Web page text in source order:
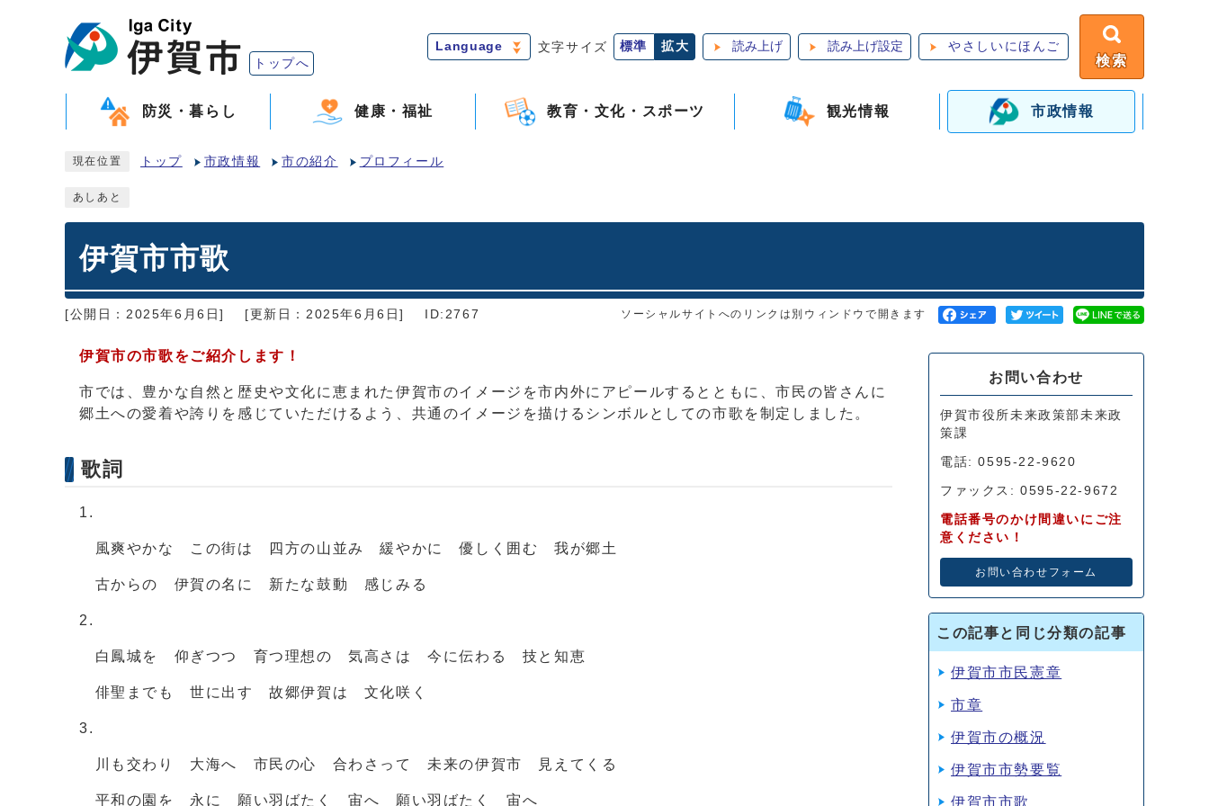
トップへ
Language 文字サイズ 標準 拡大 読み上げ 読み上げ設定 やさしいにほんご
検索
防災・暮らし 健康・福祉 教育・文化・スポーツ 観光情報 市政情報
現在位置 トップ 市政情報 市の紹介 プロフィール
あしあと
伊賀市市歌
[公開日：2025年6月6日] [更新日：2025年6月6日] ID:2767 ソーシャルサイトへのリンクは別ウィンドウで開きます
伊賀市の市歌をご紹介します！
市では、豊かな自然と歴史や文化に恵まれた伊賀市のイメージを市内外にアピールするとともに、市民の皆さんに
郷土への愛着や誇りを感じていただけるよう、共通のイメージを描けるシンボルとしての市歌を制定しました。
歌詞
1.
風爽やかな この街は 四方の山並み 緩やかに 優しく囲む 我が郷土
古からの 伊賀の名に 新たな鼓動 感じみる
2.
白鳳城を 仰ぎつつ 育つ理想の 気高さは 今に伝わる 技と知恵
俳聖までも 世に出す 故郷伊賀は 文化咲く
3.
川も交わり 大海へ 市民の心 合わさって 未来の伊賀市 見えてくる
平和の園を 永に 願い羽ばたく 宙へ 願い羽ばたく 宙へ
お問い合わせ
伊賀市役所未来政策部未来政
策課
電話: 0595-22-9620
ファックス: 0595-22-9672
電話番号のかけ間違いにご注
意ください！
お問い合わせフォーム
この記事と同じ分類の記事
伊賀市市民憲章
市章
伊賀市の概況
伊賀市市勢要覧
伊賀市市歌